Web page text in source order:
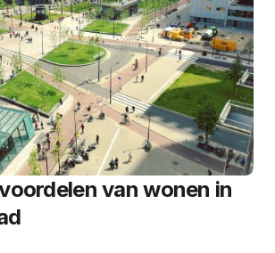
van wonen in